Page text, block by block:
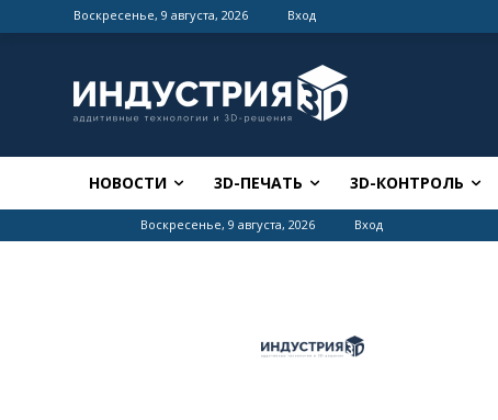
Воскресенье, 9 августа, 2026 Вход
НОВОСТИ 3D-ПЕЧАТЬ 3D-КОНТРОЛЬ
Воскресенье, 9 августа, 2026 Вход